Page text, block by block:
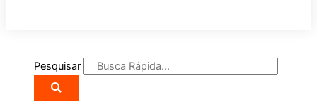
Pesquisar